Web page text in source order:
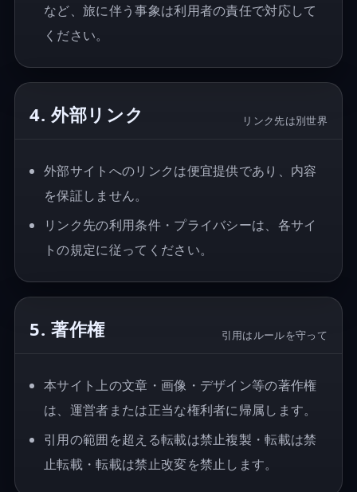
など、旅に伴う事象は利用者の責任で対応して
ください。
4. 外部リンク リンク先は別世界
外部サイトへのリンクは便宜提供であり、内容
を保証しません。
リンク先の利用条件・プライバシーは、各サイ
トの規定に従ってください。
5. 著作権 引用はルールを守って
本サイト上の文章・画像・デザイン等の著作権
は、運営者または正当な権利者に帰属します。
引用の範囲を超える転載は禁止複製・転載は禁
止転載・転載は禁止改変を禁止します。